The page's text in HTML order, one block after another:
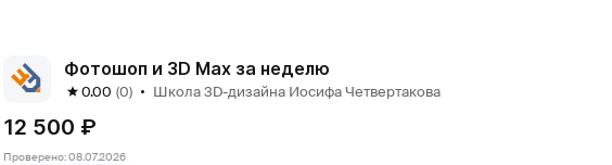
Фотошоп и 3D Max за неделю
0.00 (0) Школа 3D-дизайна Иосифа Четвертакова
12 500 ₽
Проверено: 08.07.2026